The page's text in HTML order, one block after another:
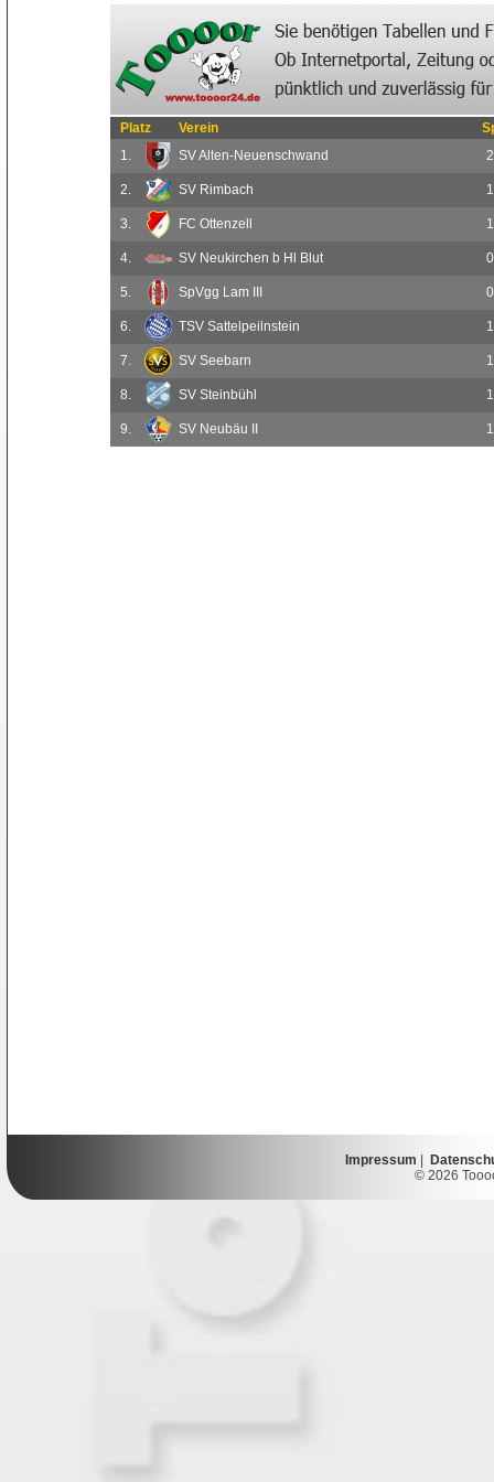
Platz Verein
1.
SV Alten-Neuenschwand 2
2. SV Rimbach 1
3. FC Ottenzell 1
4. SV Neukirchen b Hl Blut 0
5. SpVgg Lam III 0
6. TSV Sattelpeilnstein 1
7. SV Seebarn 1
8. SV Steinbühl 1
9. SV Neubäu II 1
Impressum
© 2026